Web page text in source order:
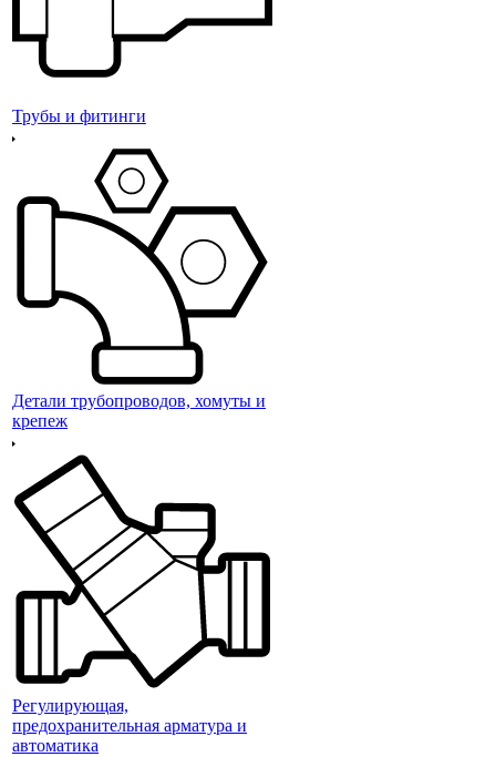
Трубы и фитинги
Детали трубопроводов, хомуты и
крепеж
Регулирующая,
предохранительная арматура и
автоматика